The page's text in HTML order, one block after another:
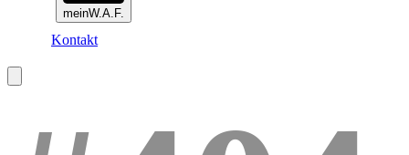
meinW.A.F.
Kontakt